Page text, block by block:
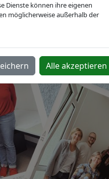
Dienste können ihre eigenen
möglicherweise außerhalb der
Alle akzeptieren